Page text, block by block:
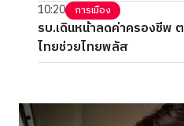
10:20 การเมือง
รบ.เดินหน้าลดค่าครองชีพ
ไทยช่วยไทยพลัส